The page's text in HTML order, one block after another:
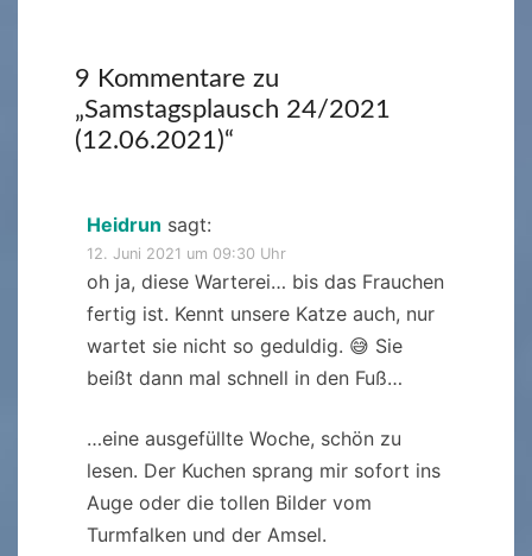
9 Kommentare zu
„Samstagsplausch 24/2021
(12.06.2021)“
Heidrun sagt:
12. Juni 2021 um 09:30 Uhr
oh ja, diese Warterei… bis das Frauchen
fertig ist. Kennt unsere Katze auch, nur
wartet sie nicht so geduldig. 😅 Sie
beißt dann mal schnell in den Fuß…
…eine ausgefüllte Woche, schön zu
lesen. Der Kuchen sprang mir sofort ins
Auge oder die tollen Bilder vom
Turmfalken und der Amsel.